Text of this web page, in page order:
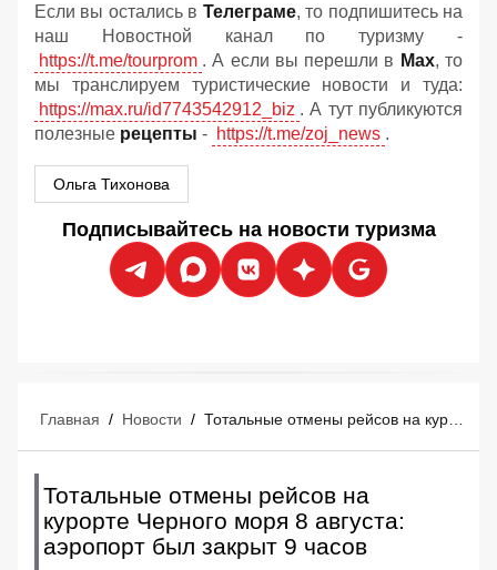
Если вы остались в Телеграме, то подпишитесь на
наш Новостной канал по туризму -
https://t.me/tourprom . А если вы перешли в Мах, то
мы транслируем туристические новости и туда:
https://max.ru/id7743542912_biz . А тут публикуются
полезные рецепты - https://t.me/zoj_news .
Ольга Тихонова
Подписывайтесь на новости туризма
Главная / Новости /
Тотальные отмены рейсов на
курорте Черного моря 8 августа:
аэропорт был закрыт 9 часов